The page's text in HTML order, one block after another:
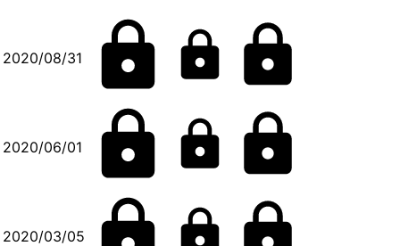
2020/08/31
2020/06/01
2020/03/05